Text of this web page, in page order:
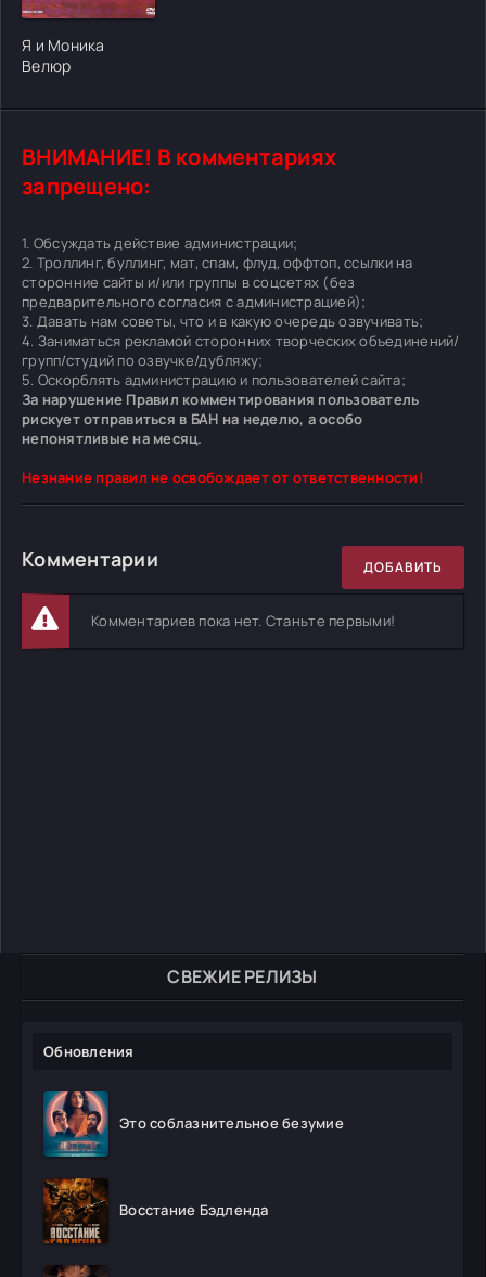
СВЕЖИЕ РЕЛИЗЫ
Обновления
Это соблазнительное безумие
Восстание Бэдленда
[/xfgiven_cvh_poster_urlcvh_poster_url]
Я и Моника
Велюр
ВНИМАНИЕ! В комментариях
запрещено:
1. Обсуждать действие администрации;
2. Троллинг, буллинг, мат, спам, флуд, оффтоп, ссылки на
сторонние сайты и/или группы в соцсетях (без
предварительного согласия с администрацией);
3. Давать нам советы, что и в какую очередь озвучивать;
4. Заниматься рекламой сторонних творческих объединений/
групп/студий по озвучке/дубляжу;
5. Оскорблять администрацию и пользователей сайта;
За нарушение Правил комментирования пользователь
рискует отправиться в БАН на неделю, а особо
непонятливые на месяц.
Незнание правил не освобождает от ответственности!
Комментарии ДОБАВИТЬ
Комментариев пока нет. Станьте первыми!